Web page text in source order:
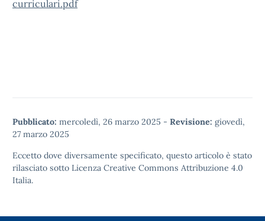
curriculari.pdf
Pubblicato: mercoledì, 26 marzo 2025 - Revisione: giovedì,
27 marzo 2025
Eccetto dove diversamente specificato, questo articolo è stato
rilasciato sotto Licenza Creative Commons Attribuzione 4.0
Italia.